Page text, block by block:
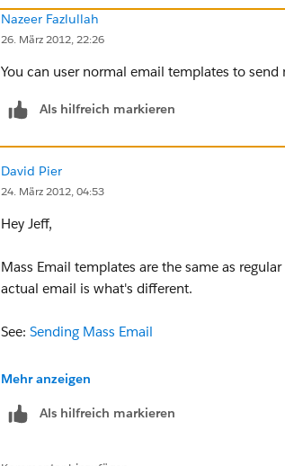
Nazeer Fazlullah
26. März 2012, 22:26
You can user normal email templates to
Als hilfreich markieren
David Pier
24. März 2012, 04:53
Hey Jeff,
Mass Email templates are the same as
actual email is what's different.
See: Sending Mass Email
Best,
David
Duckyforce.com
Mehr anzeigen
Als hilfreich markieren